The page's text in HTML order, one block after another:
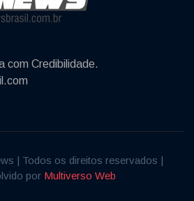
com Credibilidade.
| Todos os direitos reservados |
por Multiverso Web